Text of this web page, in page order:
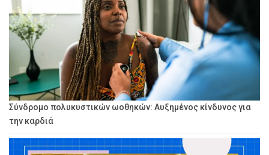
Σύνδρομο πολυκυστικών ωοθηκών: Αυξημένος κίνδυνος για
την καρδιά